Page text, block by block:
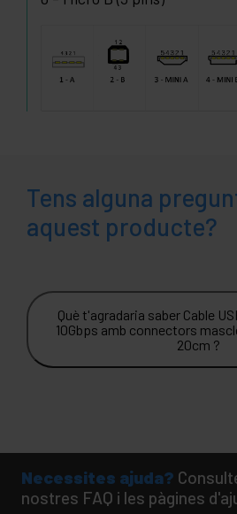
Tens alguna
aquest producte?
Què t'agradaria saber Cable
10Gbps amb connectors
20cm ?
Necessites ajuda?
nostres FAQ i les pàgines